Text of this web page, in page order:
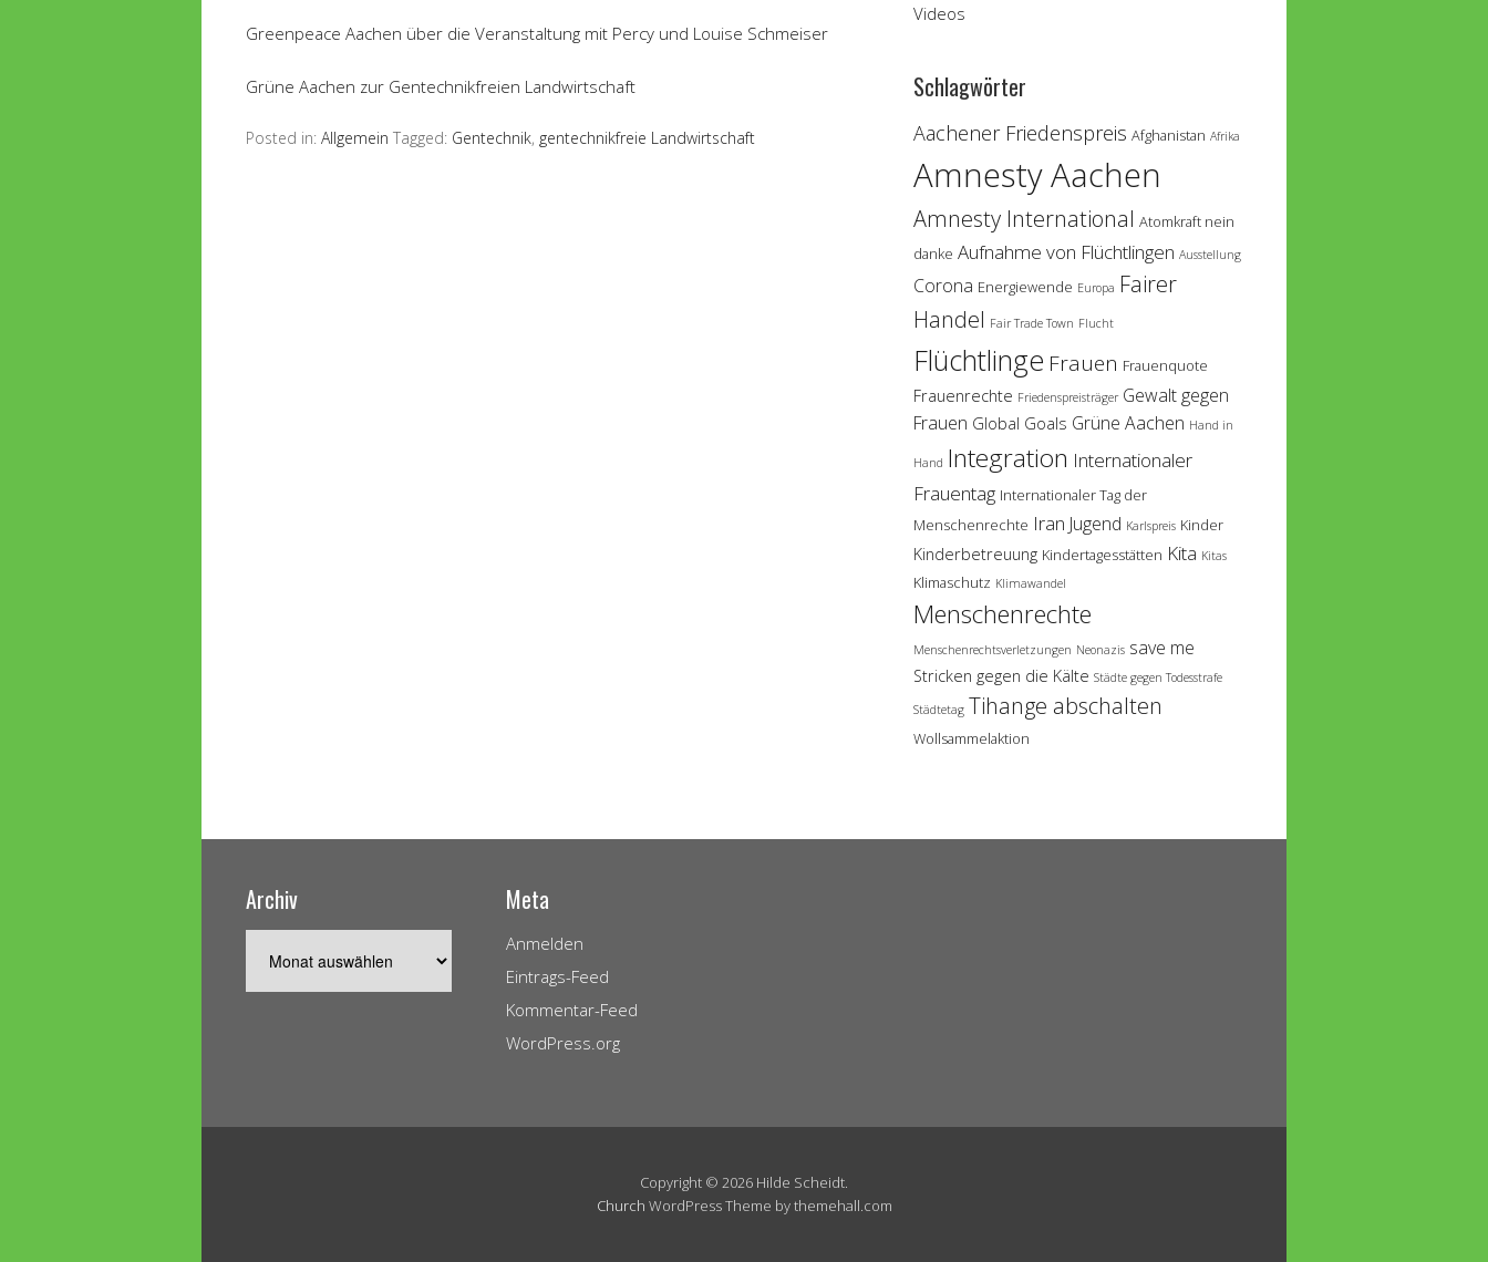
Greenpeace Aachen über die Veranstaltung mit Percy und Louise Schmeiser
Grüne Aachen zur Gentechnikfreien Landwirtschaft
Posted in: Allgemein Tagged: Gentechnik, gentechnikfreie Landwirtschaft
Videos
Schlagwörter
Aachener Friedenspreis Afghanistan Afrika
Amnesty Aachen
Amnesty International Atomkraft nein
danke Aufnahme von Flüchtlingen Ausstellung
Corona Energiewende Europa Fairer
Handel Fair Trade Town Flucht
Flüchtlinge Frauen Frauenquote
Frauenrechte Friedenspreisträger Gewalt gegen
Frauen Global Goals Grüne Aachen Hand in
Hand Integration Internationaler
Frauentag Internationaler Tag der
Menschenrechte Iran Jugend Karlspreis Kinder
Kinderbetreuung Kindertagesstätten Kita Kitas
Klimaschutz Klimawandel
Menschenrechte
Menschenrechtsverletzungen Neonazis save me
Stricken gegen die Kälte Städte gegen Todesstrafe
Städtetag Tihange abschalten
Wollsammelaktion
Archiv Meta
Anmelden
Eintrags-Feed
Kommentar-Feed
WordPress.org
Copyright © 2026 Hilde Scheidt.
Church WordPress Theme by themehall.com